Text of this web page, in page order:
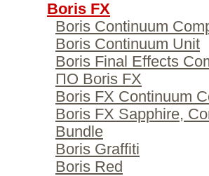
Boris FX
Boris Continuum
Boris Continuum Unit
Boris Final Effects
ПО Boris FX
Boris FX Continuum
Boris FX Sapphire,
Bundle
Boris Graffiti
Boris Red